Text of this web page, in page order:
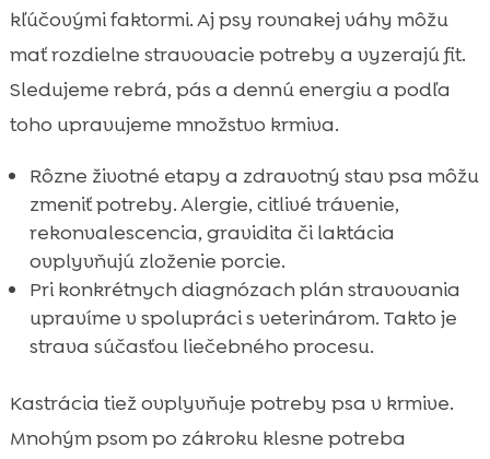
kľúčovými faktormi. Aj psy rovnakej váhy môžu
mať rozdielne stravovacie potreby a vyzerajú fit.
Sledujeme rebrá, pás a dennú energiu a podľa
toho upravujeme množstvo krmiva.
Rôzne životné etapy a zdravotný stav psa môžu
zmeniť potreby. Alergie, citlivé trávenie,
rekonvalescencia, gravidita či laktácia
ovplyvňujú zloženie porcie.
Pri konkrétnych diagnózach plán stravovania
upravíme v spolupráci s veterinárom. Takto je
strava súčasťou liečebného procesu.
Kastrácia tiež ovplyvňuje potreby psa v krmive.
Mnohým psom po zákroku klesne potreba